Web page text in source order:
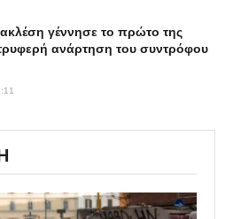
γέννησε το πρώτο της
ανάρτηση του συντρόφου